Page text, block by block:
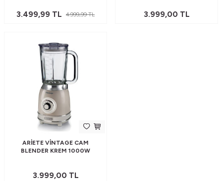
3.499,99 TL 4.999,99TL 3.999,00TL
ARIETE VINTAGE CAM
BLENDER KREM 1000W
3.999,00TL